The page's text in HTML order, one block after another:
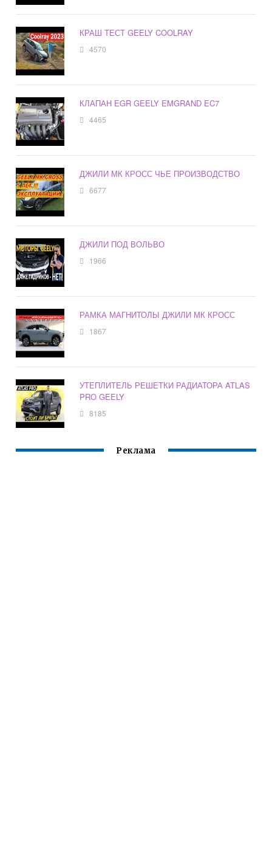
КРАШ ТЕСТ GEELY COOLRAY
4570
КЛАПАН EGR GEELY EMGRAND EC7
4465
ДЖИЛИ МК КРОСС ЧЬЕ ПРОИЗВОДСТВО
6677
ДЖИЛИ ПОД ВОЛЬВО
1966
РАМКА МАГНИТОЛЫ ДЖИЛИ МК КРОСС
1867
УТЕПЛИТЕЛЬ РЕШЕТКИ РАДИАТОРА ATLAS
PRO GEELY
8185
Реклама